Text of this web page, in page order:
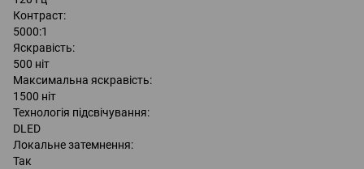
Контраст:
5000:1
Яскравість:
500 ніт
Максимальна яскравість:
1500 ніт
Технологія підсвічування:
DLED
Локальне затемнення:
Так